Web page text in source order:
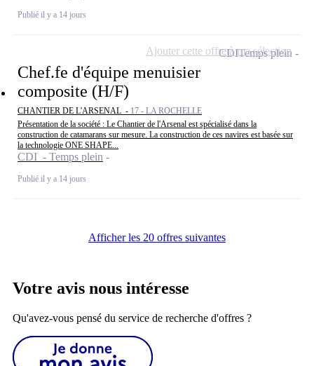
Publié il y a 14 jours
Chef.fe d'équipe menuisier
composite (H/F)
CHANTIER DE L'ARSENAL - 17 - LA ROCHELLE
Présentation de la société : Le Chantier de l'Arsenal est spécialisé dans la
construction de catamarans sur mesure. La construction de ces navires est basée sur
la technologie ONE SHAPE...
CDI - Temps plein
Publié il y a 14 jours
CDITemps plein
Ajouter cette offre à ma sélection
Afficher les 20 offres suivantes
Votre avis nous intéresse
Qu'avez-vous pensé du service de recherche d'offres ?